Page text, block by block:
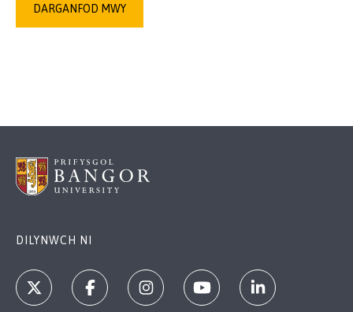
DARGANFOD MWY
DILYNWCH NI